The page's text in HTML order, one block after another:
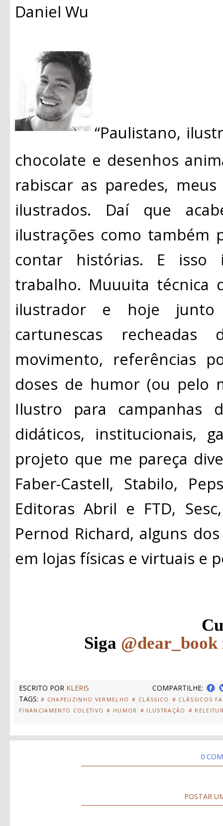
Daniel Wu
“Paulistano,
chocolate e desenhos
rabiscar as paredes,
ilustrados. Daí que
ilustrações como também
contar histórias. E isso
trabalho. Muuuita
ilustrador e hoje
cartunescas recheadas
movimento, referências
doses de humor (ou pelo
Ilustro para campanhas
didáticos, institucionais,
projeto que me pareça
Faber-Castell, Stabilo,
Editoras Abril e FTD,
Pernod Richard, alguns
em lojas físicas e virtuais e
Siga @dear_book
ESCRITO POR KLERIS
COMPARTILHE:
TAGS: # CHAPEUZINHO VERMELHO # CLÁSSICO
# CLÁSSICOS
FINANCIAMENTO COLETIVO # HUMOR # ILUSTRAÇÃO #
0
POSTAR